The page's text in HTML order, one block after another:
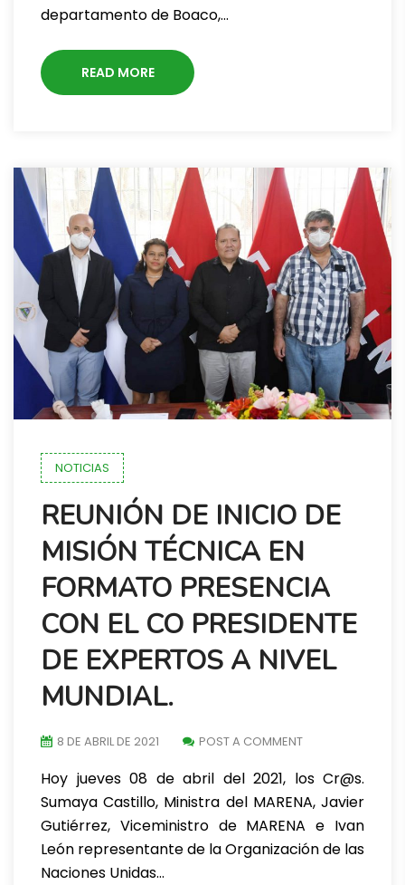
departamento de Boaco,…
READ MORE
NOTICIAS
REUNIÓN DE INICIO DE
MISIÓN TÉCNICA EN
FORMATO PRESENCIA
CON EL CO PRESIDENTE
DE EXPERTOS A NIVEL
MUNDIAL.
8 DE ABRIL DE 2021 POST A COMMENT
Hoy jueves 08 de abril del 2021, los Cr@s.
Sumaya Castillo, Ministra del MARENA, Javier
Gutiérrez, Viceministro de MARENA e Ivan
León representante de la Organización de las
Naciones Unidas…